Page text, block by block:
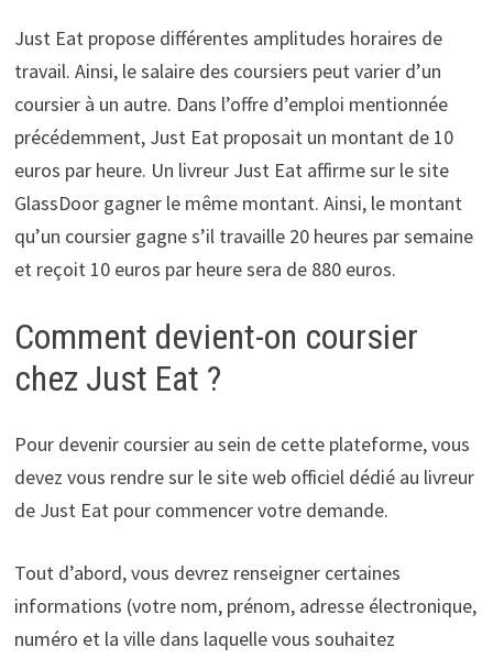
Just Eat propose différentes amplitudes horaires de
travail. Ainsi, le salaire des coursiers peut varier d’un
coursier à un autre. Dans l’offre d’emploi mentionnée
précédemment, Just Eat proposait un montant de 10
euros par heure. Un livreur Just Eat affirme sur le site
GlassDoor gagner le même montant. Ainsi, le montant
qu’un coursier gagne s’il travaille 20 heures par semaine
et reçoit 10 euros par heure sera de 880 euros.
Comment devient-on coursier
chez Just Eat ?
Pour devenir coursier au sein de cette plateforme, vous
devez vous rendre sur le site web officiel dédié au livreur
de Just Eat pour commencer votre demande.
Tout d’abord, vous devrez renseigner certaines
informations (votre nom, prénom, adresse électronique,
numéro et la ville dans laquelle vous souhaitez